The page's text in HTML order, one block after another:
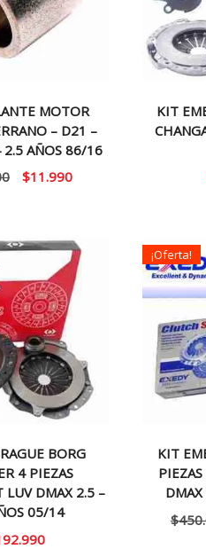
MOTOR
– D21 –
2.5 AÑOS 86/16
El
era:
$20.000.
$11.990El
es:
$11.990.
KIT
BORG
4 PIEZAS
LUV DMAX 2.5 –
05/14
¡Oferta!
KIT
$